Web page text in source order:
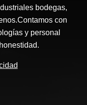
bodegas,
con
y personal